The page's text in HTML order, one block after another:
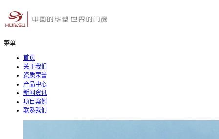
菜单
首页
关于我们
资质荣誉
产品中心
新闻资讯
项目案例
联系我们